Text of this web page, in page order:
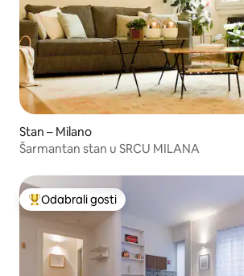
Stan – Milano
Šarmantan stan u SRCU MILANA
Među najviše rangiranima s oznakom
Odabrali gosti